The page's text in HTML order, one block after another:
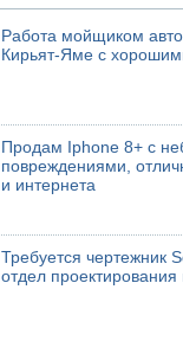
Работа мойщиком
Кирьят-Яме с
Продам Iphone 8+ с
повреждениями,
и интернета
Требуется чертежник
отдел проектирования